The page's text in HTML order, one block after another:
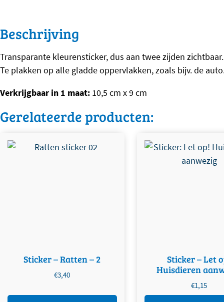
Beschrijving
Transparante kleurensticker, dus aan twee zijden zichtbaar.
Te plakken op alle gladde oppervlakken, zoals bijv. de
Verkrijgbaar in 1 maat: 10,5 cm x 9 cm
Gerelateerde producten:
Sticker – Ratten – 2
€3,40
Sticker – Let
Huisdieren
€1,15